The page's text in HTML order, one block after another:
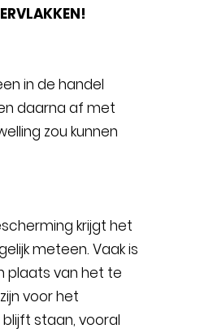
in de handel
daarna af met
zou kunnen
krijgt het
meteen. Vaak is
plaats van het te
voor het
staan, vooral